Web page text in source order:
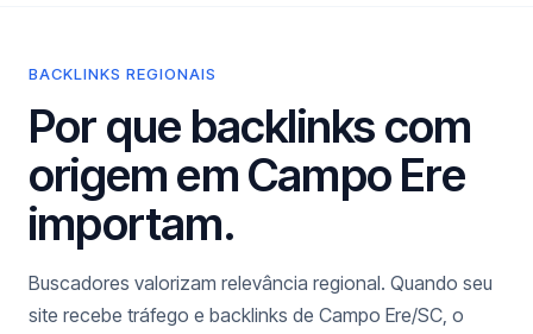
BACKLINKS REGIONAIS
Por que backlinks com
origem em Campo Ere
importam.
Buscadores valorizam relevância regional. Quando seu
site recebe tráfego e backlinks de Campo Ere/SC, o